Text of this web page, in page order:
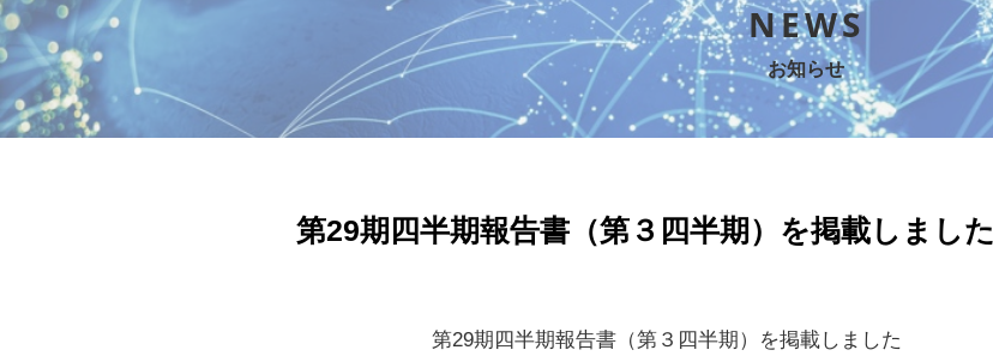
NEWS
お知らせ
第29期四半期報告書（第３四半期）を掲載しました
第29期四半期報告書（第３四半期）を掲載しました